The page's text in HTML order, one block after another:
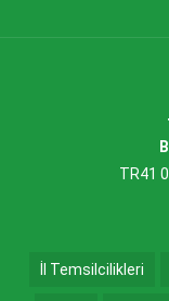
TR41
İl Temsilcilikleri